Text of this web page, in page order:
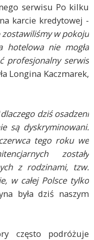
serwisu Po kilku
karcie kredytowej -
w pokoju
hotelowa nie mogła
profesjonalny serwis
Longina Kaczmarek,
dlaczego dziś osadzeni
są dyskryminowani.
tego roku we
zostały
z rodzinami, tzw.
w całej Polsce tylko
była dziś naszym
często podróżuje